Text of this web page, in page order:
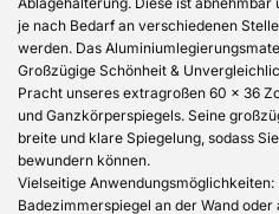
je nach Bedarf an verschiedenen
werden. Das
Großzügige Schönheit &
Pracht unseres extragroßen 60 x 36
und Ganzkörperspiegels. Seine
breite und klare Spiegelung, sodass
bewundern können.
Vielseitige
Badezimmerspiegel an der Wand